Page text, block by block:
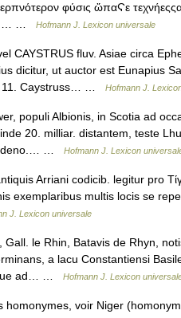
φύσις ὤπαϚε
…
Hofmann J. Lexicon universale
CAYSTRUS fluv. Asiae circa
dicitur, ut auctor est Eunapius
11. Caystruss… …
Hofmann J.
populi Albionis, in Scotia ad
20. milliar. distantem, teste
…
Hofmann J. Lexicon
Arriani codicib. legitur pro
exemplaribus multis locis se
J. Lexicon universale
le Rhin, Batavis de Rhyn,
a lacu Constantiensi
ad… …
Hofmann J. Lexicon
voir Niger